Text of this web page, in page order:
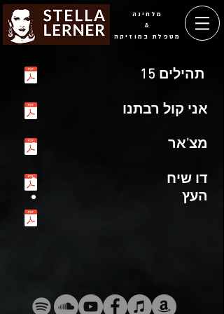
מלחינה
&
מטפלת במוזיקה
תהילים 15
אני קול רבתנו
מצ'אר
דו שיח
העץ